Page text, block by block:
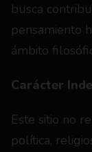
busca
pensamiento
ámbito
Carácter
Este sitio no
política,